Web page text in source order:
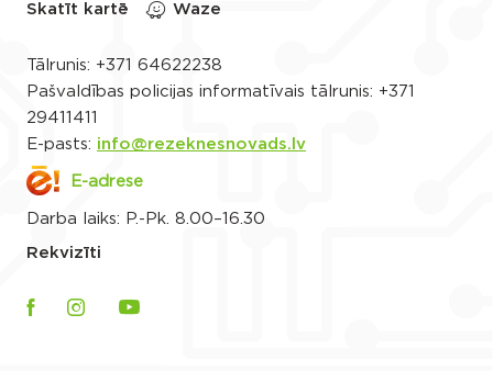
Skatīt kartē
Waze
Tālrunis: +371 64622238
Pašvaldības policijas informatīvais tālrunis: +371
29411411
E-pasts: info@rezeknesnovads.lv
E-adrese
Darba laiks: P.-Pk. 8.00–16.30
Rekvizīti